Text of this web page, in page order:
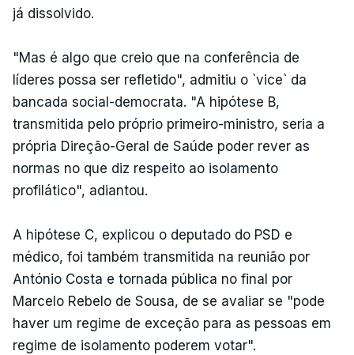
já dissolvido.
"Mas é algo que creio que na conferência de
líderes possa ser refletido", admitiu o `vice` da
bancada social-democrata. "A hipótese B,
transmitida pelo próprio primeiro-ministro, seria a
própria Direção-Geral de Saúde poder rever as
normas no que diz respeito ao isolamento
profilático", adiantou.
A hipótese C, explicou o deputado do PSD e
médico, foi também transmitida na reunião por
António Costa e tornada pública no final por
Marcelo Rebelo de Sousa, de se avaliar se "pode
haver um regime de exceção para as pessoas em
regime de isolamento poderem votar".